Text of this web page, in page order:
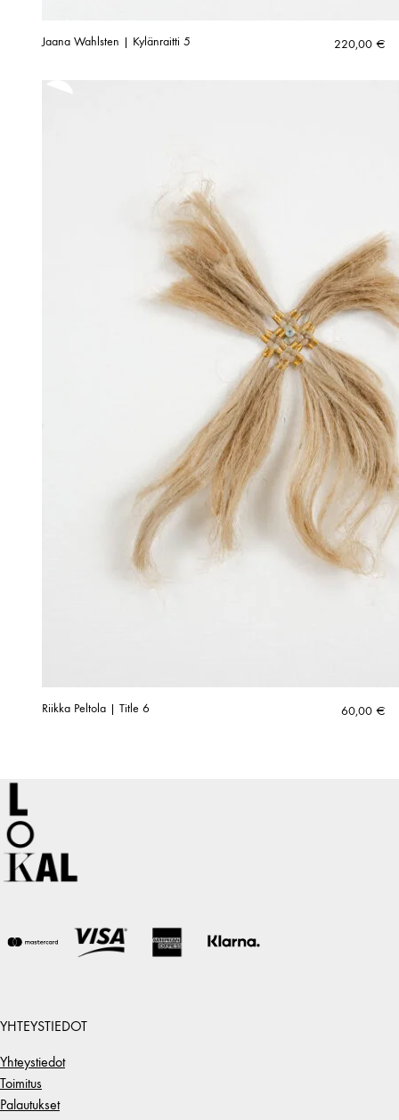
Jaana Wahlsten | Kylänraitti 5 220,00 €
Riikka Peltola | Title 6 60,00 €
YHTEYSTIEDOT
Yhteystiedot
Toimitus
Palautukset